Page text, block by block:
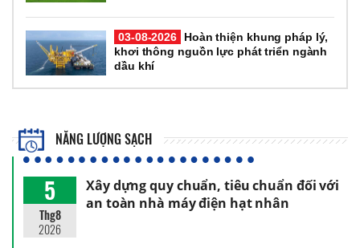
03-08-2026
Hoàn thiện khung pháp lý,
khơi thông nguồn lực phát triển ngành
dầu khí
NĂNG LƯỢNG SẠCH
5
Thg8
2026
Xây dựng quy chuẩn, tiêu chuẩn đối với
an toàn nhà máy điện hạt nhân